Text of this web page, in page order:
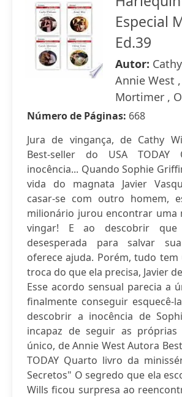
Especial
Ed.39
Autor:
Annie West
Mortimer ,
Número de Páginas: 668
Jura de vingança, de Cathy
Best-seller do USA
inocência... Quando Sophie
vida do magnata Javier
casar-se com outro homem,
milionário jurou encontrar uma
vingar! E ao descobrir que
desesperada para salvar
oferece ajuda. Porém, tudo tem
troca do que ela precisa, Javier
Esse acordo sensual parecia a
finalmente conseguir esquecê-
descobrir a inocência de
incapaz de seguir as próprias
único, de Annie West Autora
TODAY Quarto livro da
Secretos" O segredo que ela
Wills ficou surpresa ao